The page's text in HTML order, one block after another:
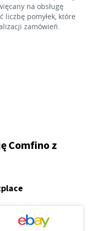
na obsługę
liczbę pomyłek, które
zamówień.
Comfino z